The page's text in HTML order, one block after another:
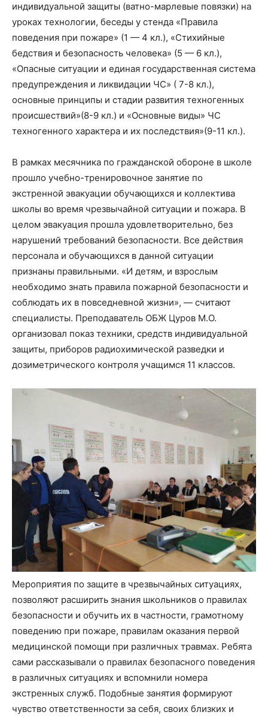
индивидуальной защиты (ватно-марлевые повязки) на
уроках технологии, беседы у стенда «Правила
поведения при пожаре» (1 — 4 кл.), «Стихийные
бедствия и безопасность человека» (5 — 6 кл.),
«Опасные ситуации и единая государственная система
предупреждения и ликвидации ЧС» ( 7-8 кл.),
основные принципы и стадии развития техногенных
происшествий»(8-9 кл.) и «Основные виды» ЧС
техногенного характера и их последствия»(9-11 кл.).
В рамках месячника по гражданской обороне в школе
прошло учебно-тренировочное занятие по
экстренной эвакуации обучающихся и коллектива
школы во время чрезвычайной ситуации и пожара. В
целом эвакуация прошла удовлетворительно, без
нарушений требований безопасности. Все действия
персонала и обучающихся в данной ситуации
признаны правильными. «И детям, и взрослым
необходимо знать правила пожарной безопасности и
соблюдать их в повседневной жизни», — считают
специалисты. Преподаватель ОБЖ Цуров М.О.
организовал показ техники, средств индивидуальной
защиты, приборов радиохимической разведки и
дозиметрического контроля учащимся 11 классов.
Мероприятия по защите в чрезвычайных ситуациях,
позволяют расширить знания школьников о правилах
безопасности и обучить их в частности, грамотному
поведению при пожаре, правилам оказания первой
медицинской помощи при различных травмах. Ребята
сами рассказывали о правилах безопасного поведения
в различных ситуациях и вспомнили номера
экстренных служб. Подобные занятия формируют
чувство ответственности за себя, своих близких и